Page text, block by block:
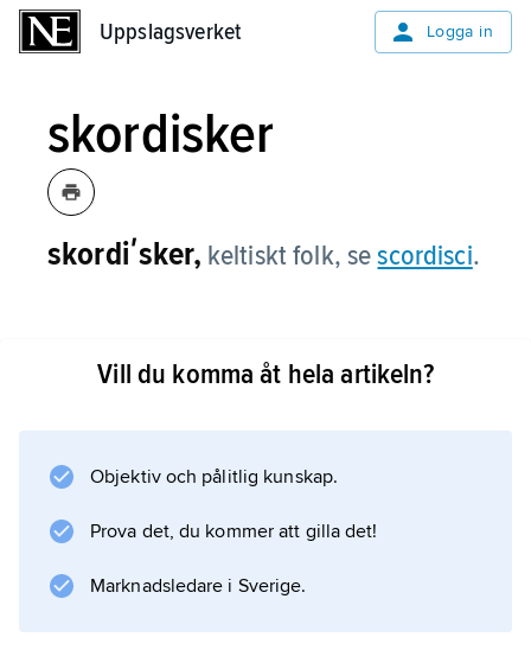
Uppslagsverket Logga in
skordisker
skordiʹsker, keltiskt folk, sescordisci.
Vill du komma åt hela artikeln?
Objektiv och pålitlig kunskap.
Prova det, du kommer att gilla det!
Marknadsledare i Sverige.